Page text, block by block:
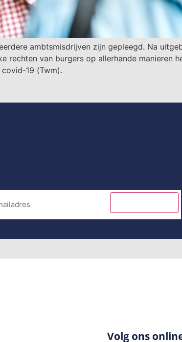
ambtsmisdrijven zijn gepleegd. Na
rechten van burgers op allerhande manieren
19 (Twm).
Volg ons